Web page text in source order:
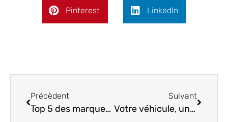
Pinterest LinkedIn
Précèdent
Top 5 des marques de voitures les plus celebres du marche
Suivant
Votre véhicule, un allié du quotidien que vous devez chouchouter !